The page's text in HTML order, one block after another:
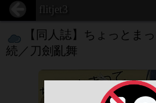
flitjet3
【同人誌】ちょっとま
続／刀劍亂舞